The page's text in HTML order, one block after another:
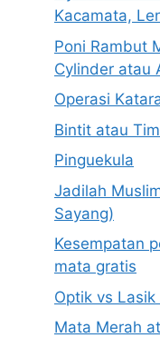
Kacamata,
Poni Rambut
Cylinder atau
Operasi
Bintit atau
Pinguekula
Jadilah
Sayang)
Kesempatan
mata gratis
Optik vs Lasik
Mata Merah